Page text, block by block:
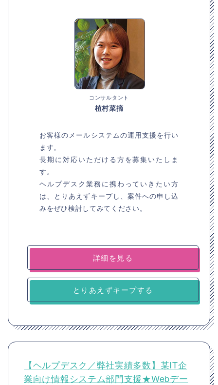
コンサルタント
植村菜摘
お客様のメールシステムの運用支援を行い
ます。
長期に対応いただける方を募集いたしま
す。
ヘルプデスク業務に携わっていきたい方
は、とりあえずキープし、案件への申し込
みをぜひ検討してみてください。
詳細を見る
とりあえずキープする
【ヘルプデスク／弊社実績多数】某IT企
業向け情報システム部門支援★Webデー